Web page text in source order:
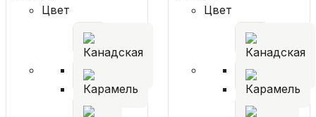
Цвет
Цвет